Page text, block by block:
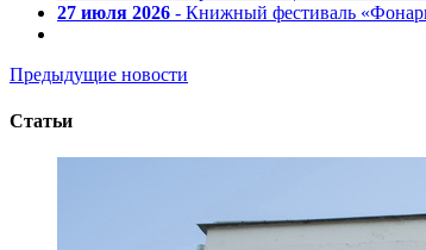
27 июля 2026 - Книжный фестиваль
Предыдущие новости
Статьи